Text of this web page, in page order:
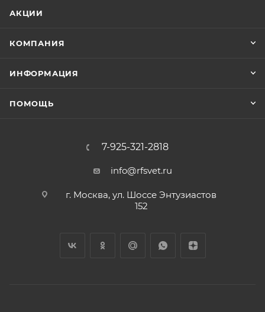
АКЦИИ
КОМПАНИЯ
ИНФОРМАЦИЯ
ПОМОЩЬ
7-925-321-2818
info@rfsvet.ru
г. Москва, ул. Шоссе Энтузиастов
152